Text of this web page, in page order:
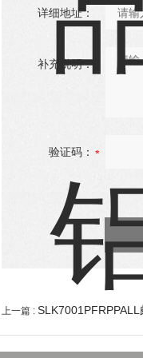
详细地址：
补充说明：
验证码：
上一篇 :